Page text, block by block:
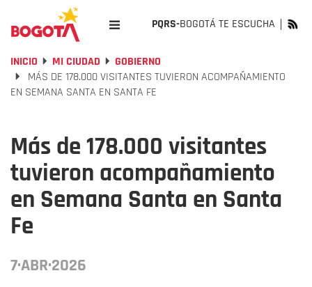
PQRS-BOGOTÁ TE ESCUCHA
INICIO MI CIUDAD
GOBIERNO
MÁS DE 178.000 VISITANTES TUVIERON ACOMPAÑAMIENTO
EN SEMANA SANTA EN SANTA FE
Más de 178.000 visitantes
tuvieron acompañamiento
en Semana Santa en Santa
Fe
7·ABR·2026